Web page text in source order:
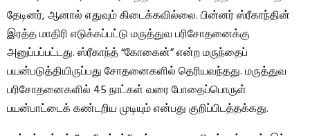
தேடினர், ஆனால் எதுவும் கிடைக்கவில்லை. பின்னர் ஸ்ரீகாந்தின்
இரத்த மாதிரி எடுக்கப்பட்டு மருத்துவ பரிசோதனைக்கு
அனுப்பப்பட்டது. ஸ்ரீகாந்த் “கோகைன்” என்ற மருந்தைப்
பயன்படுத்தியிருப்பது சோதனைகளில் தெரியவந்தது. மருத்துவ
பரிசோதனைகளில் 45 நாட்கள் வரை போதைப்பொருள்
பயன்பாட்டைக் கண்டறிய முடியும் என்பது குறிப்பிடத்தக்கது.